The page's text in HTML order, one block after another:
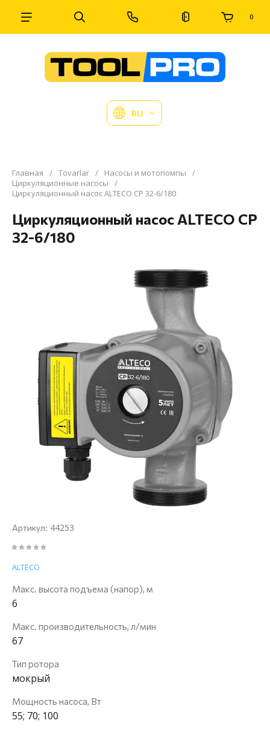
RU
0
Главная / Tovarlar / Насосы и мотопомпы
/
Циркуляционные насосы
/
Циркуляционный насос ALTECO CP 32-6/180
Циркуляционный насос ALTECO CP
32-6/180
Артикул: 44253
ALTECO
Макс. высота подъема (напор), м
6
Макс. производительность, л/мин
67
Тип ротора
мокрый
Мощность насоса, Вт
55; 70; 100